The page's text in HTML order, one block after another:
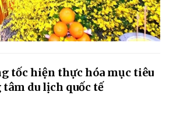
tốc hiện thực hóa mục tiêu
du lịch quốc tế